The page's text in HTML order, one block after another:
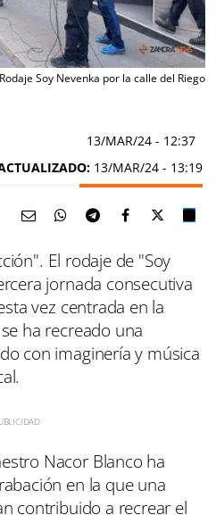
Rodaje Soy Nevenka por la calle del Riego
13/MAR/24 - 12:37
13/MAR/24 - 13:19
El rodaje de "Soy
jornada consecutiva
vez centrada en la
ha recreado una
con imaginería y música
Nacor Blanco ha
en la que una
contribuido a recrear el